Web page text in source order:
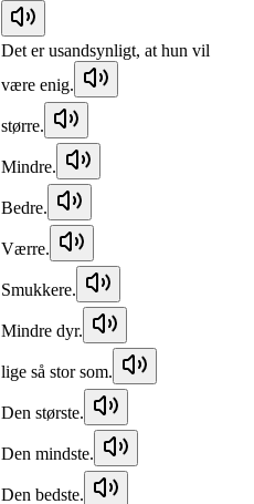
Det er usandsynligt, at hun vil
være enig.
større.
Mindre.
Bedre.
Værre.
Smukkere.
Mindre dyr.
lige så stor som.
Den største.
Den mindste.
Den bedste.